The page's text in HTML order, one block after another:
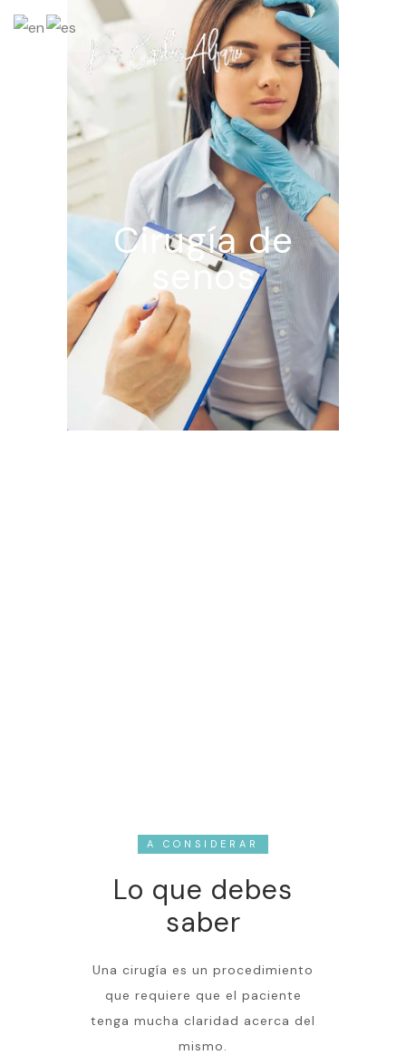
Cirugía de
senos
A CONSIDERAR
Lo que debes
saber
Una cirugía es un procedimiento
que requiere que el paciente
tenga mucha claridad acerca del
mismo.